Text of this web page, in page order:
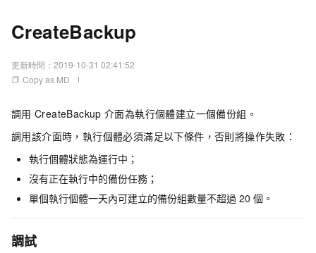
CreateBackup
更新時間： 2019-10-31 02:41:52
Copy as MD
調用 CreateBackup 介面為執行個體建立一個備份組。
調用該介面時，執行個體必須滿足以下條件，否則將操作失敗：
執行個體狀態為運行中；
沒有正在執行中的備份任務；
單個執行個體一天內可建立的備份組數量不超過 20 個。
調試